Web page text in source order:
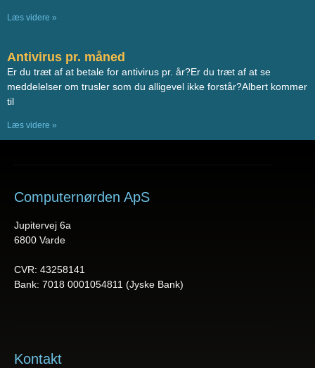
Læs videre »
Antivirus pr. måned
Er du træt af at betale for antivirus pr. år?Er du træt af at se
meddelelser om trusler som du alligevel ikke forstår?Albert kommer
til
Læs videre »
Computernørden ApS
Jupitervej 6a
6800 Varde
CVR: 43258141
Bank: 7018 0001054811 (Jyske Bank)
Kontakt